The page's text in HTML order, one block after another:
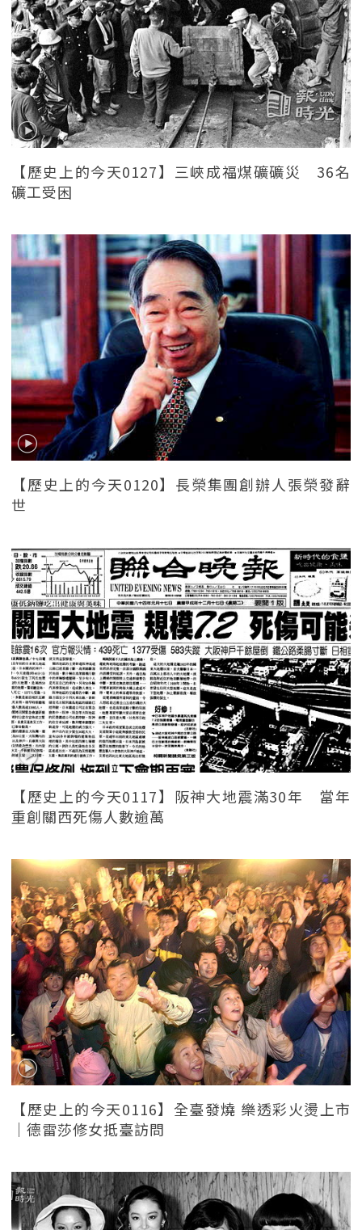
【歷史上的今天0127】三峽成福煤礦礦災 36名
礦工受困
【歷史上的今天0120】長榮集團創辦人張榮發辭
世
【歷史上的今天0117】阪神大地震滿30年 當年
重創關西死傷人數逾萬
【歷史上的今天0116】全臺發燒 樂透彩火燙上市
｜德雷莎修女抵臺訪問